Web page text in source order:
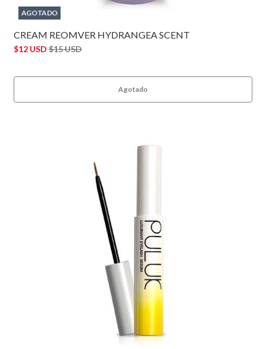
AGOTADO
CREAM REOMVER HYDRANGEA SCENT
$12 USD $15 USD
Agotado